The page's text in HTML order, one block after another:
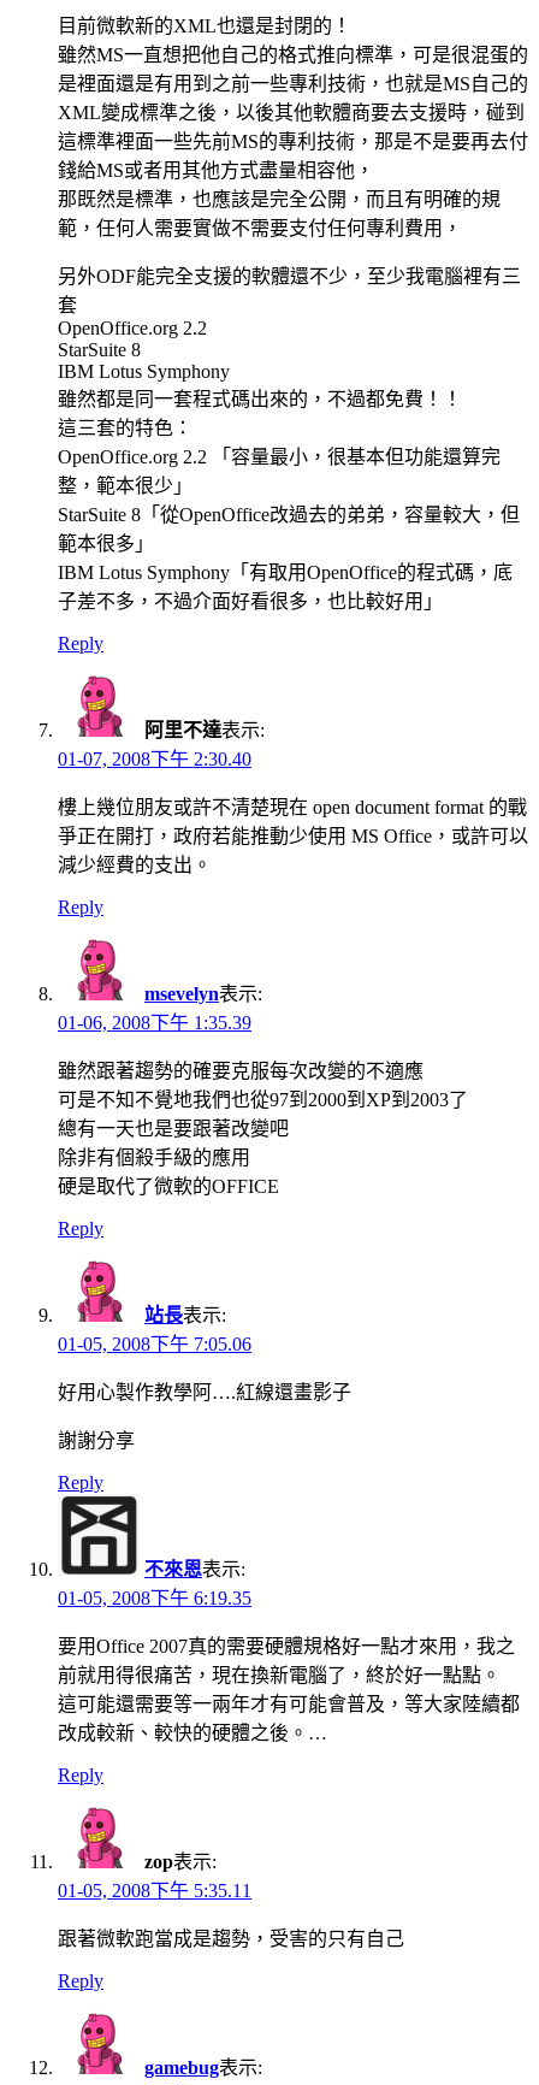
目前微軟新的XML也還是封閉的！
雖然MS一直想把他自己的格式推向標準，可是很混蛋的
是裡面還是有用到之前一些專利技術，也就是MS自己的
XML變成標準之後，以後其他軟體商要去支援時，碰到
這標準裡面一些先前MS的專利技術，那是不是要再去付
錢給MS或者用其他方式盡量相容他，
那既然是標準，也應該是完全公開，而且有明確的規
範，任何人需要實做不需要支付任何專利費用，
另外ODF能完全支援的軟體還不少，至少我電腦裡有三
套
OpenOffice.org 2.2
StarSuite 8
IBM Lotus Symphony
雖然都是同一套程式碼出來的，不過都免費！！
這三套的特色：
OpenOffice.org 2.2 「容量最小，很基本但功能還算完
整，範本很少」
StarSuite 8「從OpenOffice改過去的弟弟，容量較大，但
範本很多」
IBM Lotus Symphony「有取用OpenOffice的程式碼，底
子差不多，不過介面好看很多，也比較好用」
Reply
阿里不達表示:
01-07, 2008下午 2:30.40
樓上幾位朋友或許不清楚現在 open document format 的戰
爭正在開打，政府若能推動少使用 MS Office，或許可以
減少經費的支出。
Reply
msevelyn表示:
01-06, 2008下午 1:35.39
雖然跟著趨勢的確要克服每次改變的不適應
可是不知不覺地我們也從97到2000到XP到2003了
總有一天也是要跟著改變吧
除非有個殺手級的應用
硬是取代了微軟的OFFICE
Reply
站長表示:
01-05, 2008下午 7:05.06
好用心製作教學阿….紅線還畫影子
謝謝分享
Reply
不來恩表示:
01-05, 2008下午 6:19.35
要用Office 2007真的需要硬體規格好一點才來用，我之
前就用得很痛苦，現在換新電腦了，終於好一點點。
這可能還需要等一兩年才有可能會普及，等大家陸續都
改成較新、較快的硬體之後。…
Reply
zop表示:
01-05, 2008下午 5:35.11
跟著微軟跑當成是趨勢，受害的只有自己
Reply
gamebug表示: